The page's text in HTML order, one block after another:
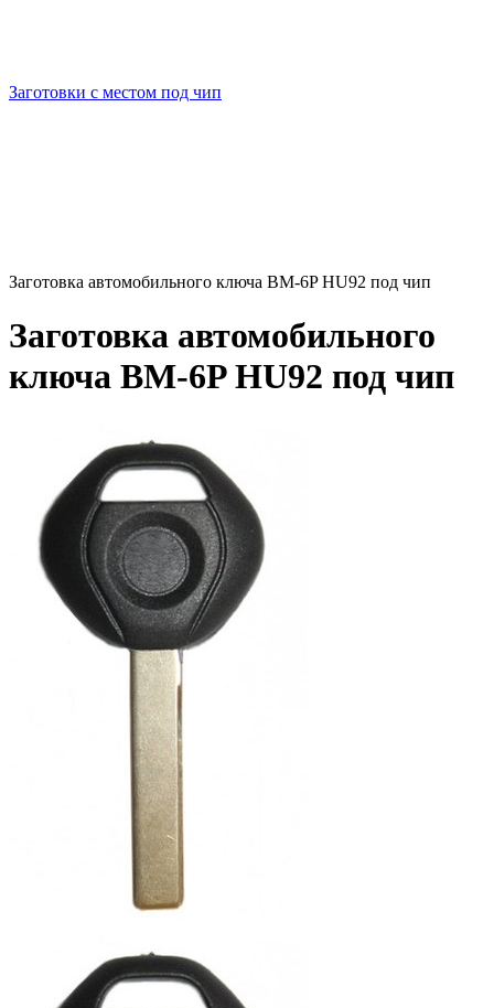
Заготовки с местом под чип
Заготовка автомобильного ключа BM-6P HU92 под чип
Заготовка автомобильного
ключа BM-6P HU92 под чип